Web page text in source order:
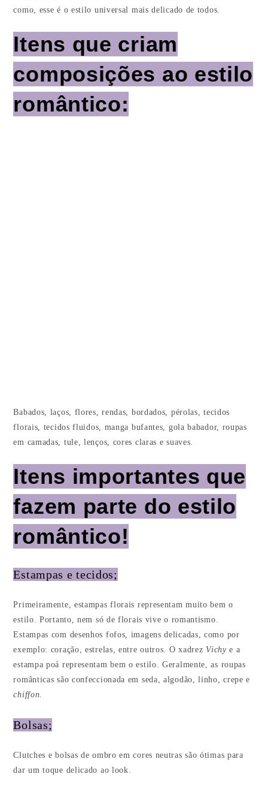
como, esse é o estilo universal mais delicado de todos.
Itens que criam
composições ao estilo
romântico:
Babados, laços, flores, rendas, bordados, pérolas, tecidos
florais, tecidos fluidos, manga bufantes, gola babador, roupas
em camadas, tule, lenços, cores claras e suaves.
Itens importantes que
fazem parte do estilo
romântico!
Estampas e tecidos;
Primeiramente, estampas florais representam muito bem o
estilo. Portanto, nem só de florais vive o romantismo.
Estampas com desenhos fofos, imagens delicadas, como por
exemplo: coração, estrelas, entre outros. O xadrez Vichye a
estampa poá representam bem o estilo. Geralmente, as roupas
românticas são confeccionada em seda, algodão, linho, crepe e
chiffon.
Bolsas;
Clutches e bolsas de ombro em cores neutras são ótimas para
dar um toque delicado ao look.